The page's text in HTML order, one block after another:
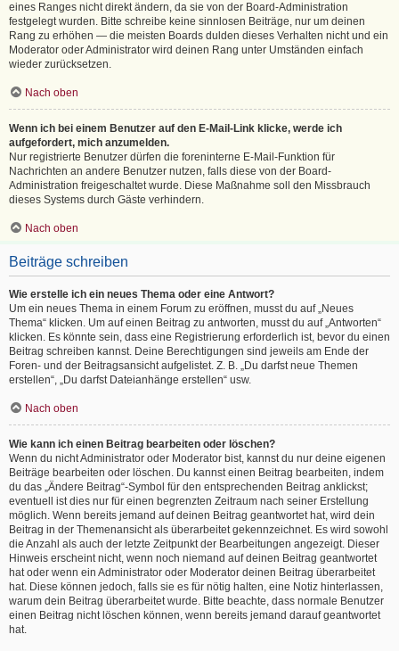
eines Ranges nicht direkt ändern, da sie von der Board-Administration
festgelegt wurden. Bitte schreibe keine sinnlosen Beiträge, nur um deinen
Rang zu erhöhen — die meisten Boards dulden dieses Verhalten nicht und ein
Moderator oder Administrator wird deinen Rang unter Umständen einfach
wieder zurücksetzen.
Nach oben
Wenn ich bei einem Benutzer auf den E-Mail-Link klicke, werde ich
aufgefordert, mich anzumelden.
Nur registrierte Benutzer dürfen die foreninterne E-Mail-Funktion für
Nachrichten an andere Benutzer nutzen, falls diese von der Board-
Administration freigeschaltet wurde. Diese Maßnahme soll den Missbrauch
dieses Systems durch Gäste verhindern.
Nach oben
Beiträge schreiben
Wie erstelle ich ein neues Thema oder eine Antwort?
Um ein neues Thema in einem Forum zu eröffnen, musst du auf „Neues
Thema“ klicken. Um auf einen Beitrag zu antworten, musst du auf „Antworten“
klicken. Es könnte sein, dass eine Registrierung erforderlich ist, bevor du einen
Beitrag schreiben kannst. Deine Berechtigungen sind jeweils am Ende der
Foren- und der Beitragsansicht aufgelistet. Z. B. „Du darfst neue Themen
erstellen“, „Du darfst Dateianhänge erstellen“ usw.
Nach oben
Wie kann ich einen Beitrag bearbeiten oder löschen?
Wenn du nicht Administrator oder Moderator bist, kannst du nur deine eigenen
Beiträge bearbeiten oder löschen. Du kannst einen Beitrag bearbeiten, indem
du das „Ändere Beitrag“-Symbol für den entsprechenden Beitrag anklickst;
eventuell ist dies nur für einen begrenzten Zeitraum nach seiner Erstellung
möglich. Wenn bereits jemand auf deinen Beitrag geantwortet hat, wird dein
Beitrag in der Themenansicht als überarbeitet gekennzeichnet. Es wird sowohl
die Anzahl als auch der letzte Zeitpunkt der Bearbeitungen angezeigt. Dieser
Hinweis erscheint nicht, wenn noch niemand auf deinen Beitrag geantwortet
hat oder wenn ein Administrator oder Moderator deinen Beitrag überarbeitet
hat. Diese können jedoch, falls sie es für nötig halten, eine Notiz hinterlassen,
warum dein Beitrag überarbeitet wurde. Bitte beachte, dass normale Benutzer
einen Beitrag nicht löschen können, wenn bereits jemand darauf geantwortet
hat.